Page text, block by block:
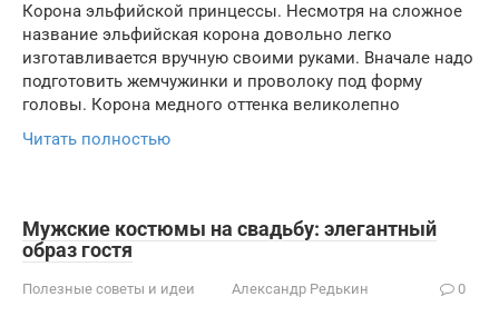
Корона эльфийской принцессы. Несмотря на сложное
название эльфийская корона довольно легко
изготавливается вручную своими руками. Вначале надо
подготовить жемчужинки и проволоку под форму
головы. Корона медного оттенка великолепно
Читать полностью
Мужские костюмы на свадьбу: элегантный
образ гостя
Полезные советы и идеи Александр Редькин 0